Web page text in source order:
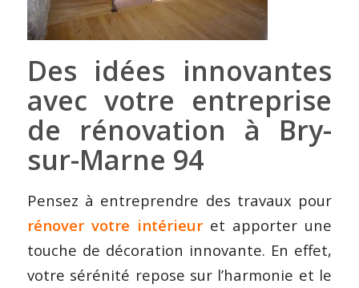
Des idées innovantes
avec votre entreprise
de rénovation à Bry-
sur-Marne 94
Pensez à entreprendre des travaux pour
rénover votre intérieuret apporter une
touche de décoration innovante. En effet,
votre sérénité repose sur l’harmonie et le